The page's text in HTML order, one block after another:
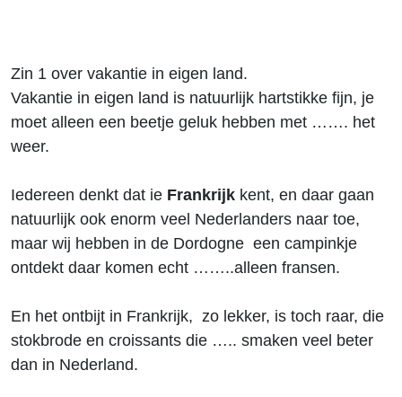
Zin 1 over vakantie in eigen land.
Vakantie in eigen land is natuurlijk hartstikke fijn, je
moet alleen een beetje geluk hebben met ……. het
weer.
Iedereen denkt dat ie Frankrijk kent, en daar gaan
natuurlijk ook enorm veel Nederlanders naar toe,
maar wij hebben in de Dordogne een campinkje
ontdekt daar komen echt ……..alleen fransen.
En het ontbijt in Frankrijk, zo lekker, is toch raar, die
stokbrode en croissants die ….. smaken veel beter
dan in Nederland.